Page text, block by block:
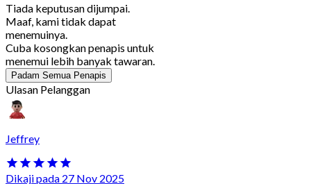
Tiada keputusan dijumpai.
Maaf, kami tidak dapat
menemuinya.
Cuba kosongkan penapis untuk
menemui lebih banyak tawaran.
Padam Semua Penapis
Ulasan Pelanggan
Jeffrey
Dikaji pada 27 Nov 2025